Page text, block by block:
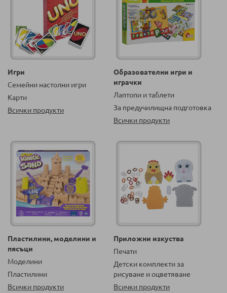
Игри
Семейни настолни игри
Карти
Всички продукти
Образователни игри и
играчки
Лаптопи и таблети
За предучилищна подготовка
Всички продукти
Пластилини, моделини и
пясъци
Моделини
Пластилини
Всички продукти
Приложни изкуства
Печати
Детски комплекти за
рисуване и оцветяване
Всички продукти